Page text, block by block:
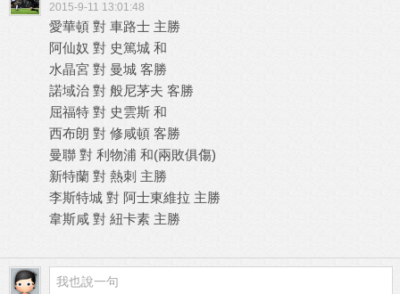
2015-9-11 13:01:48
愛華頓 對 車路士 主勝
阿仙奴 對 史篤城 和
水晶宮 對 曼城 客勝
諾域治 對 般尼茅夫 客勝
屈福特 對 史雲斯 和
西布朗 對 修咸頓 客勝
曼聯 對 利物浦 和(兩敗俱傷)
新特蘭 對 熱刺 主勝
李斯特城 對 阿士東維拉 主勝
韋斯咸 對 紐卡素 主勝